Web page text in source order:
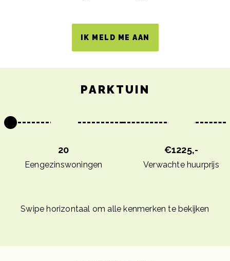
IK MELD ME AAN
PARKTUIN
20
Eengezinswoningen
€1225,-
Verwachte huurprijs
Swipe horizontaal om alle kenmerken te bekijken